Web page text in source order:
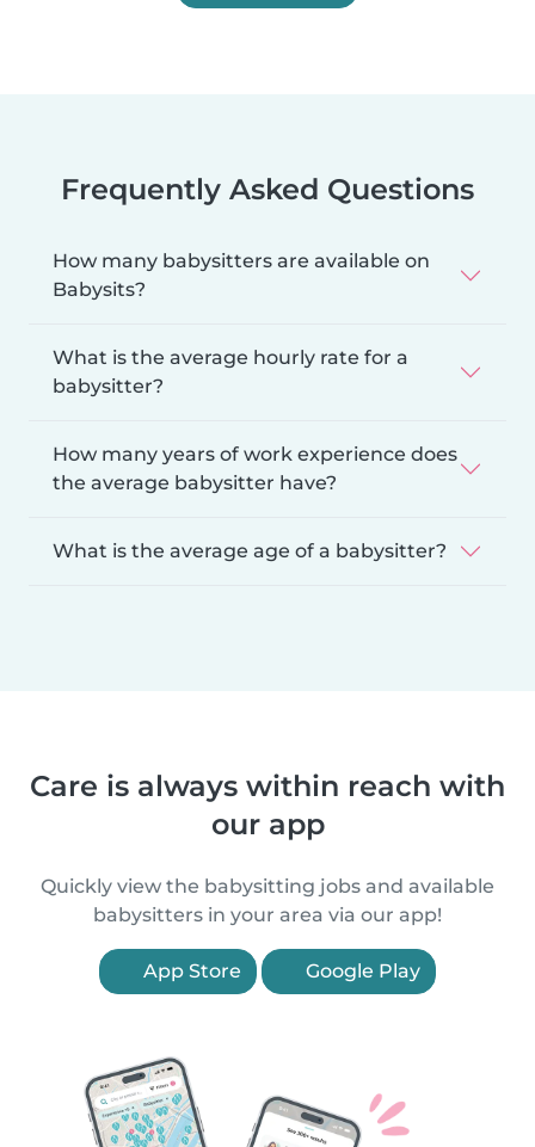
Frequently Asked Questions
How many babysitters are available on
Babysits?
What is the average hourly rate for a
babysitter?
How many years of work experience does
the average babysitter have?
What is the average age of a babysitter?
Care is always within reach with
our app
Quickly view the babysitting jobs and available
babysitters in your area via our app!
App Store Google Play